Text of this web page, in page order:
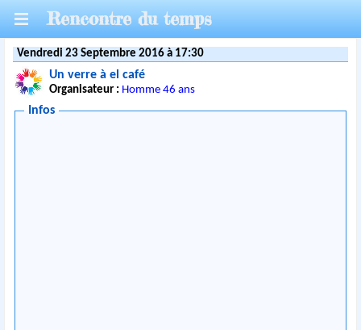
Rencontre du temps
Vendredi 23 Septembre 2016 à 17:30
Un verre à el café
Organisateur : Homme 46 ans
Infos